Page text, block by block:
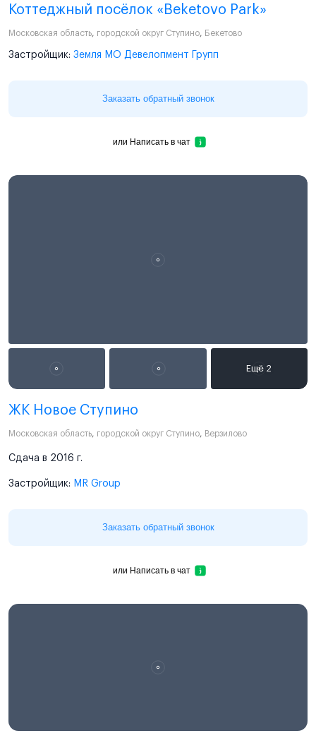
Коттеджный посёлок «Beketovo Park»
Московская область, городской округ Ступино, Бекетово
Застройщик: Земля МО Девелопмент Групп
Заказать обратный звонок
или Написать в чат
ЖК Новое Ступино
Московская область, городской округ Ступино, Верзилово
Сдача в 2016 г.
Застройщик: MR Group
Заказать обратный звонок
или Написать в чат